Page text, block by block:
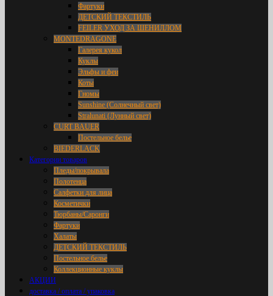
Фартуки
ДЕТСКИЙ ТЕКСТИЛЬ
FEILER УХОД ЗА ШЕНИЛЛОМ
MONTEDRAGONE
Галерея кукол
Куклы
Эльфы и феи
Коты
Гномы
Sunshine (Солнечный свет)
Stralunati (Лунный свет)
CURT BAUER
Постельное белье
BIEDERLACK
Категории товаров
Пледы/покрывала
Полотенца
Салфетки для лица
Косметички
Тюрбаны/Саронги
Фартуки
Халаты
ДЕТСКИЙ ТЕКСТИЛЬ
Постельное белье
Коллекционные куклы
АКЦИИ
доставка / оплата / упаковка